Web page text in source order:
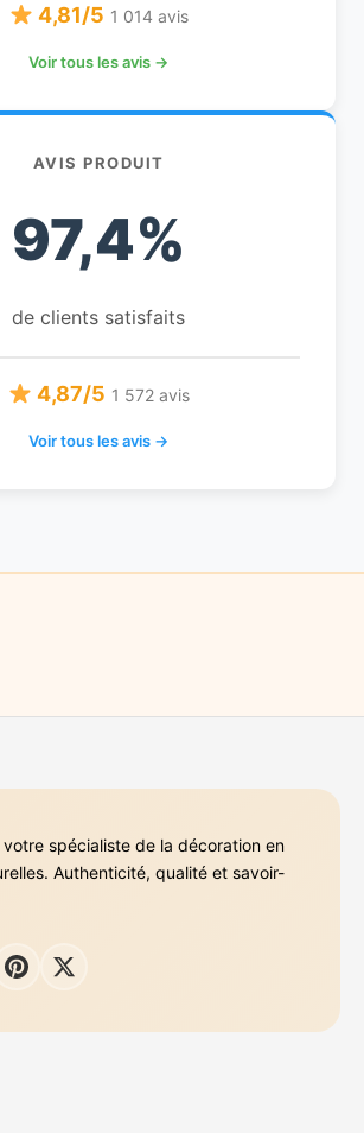
4,81/5 1 014 avis
Voir tous les avis →
AVIS PRODUIT
97,4%
de clients satisfaits
4,87/5 1 572 avis
Voir tous les avis →
votre spécialiste de la décoration en
Authenticité, qualité et savoir-